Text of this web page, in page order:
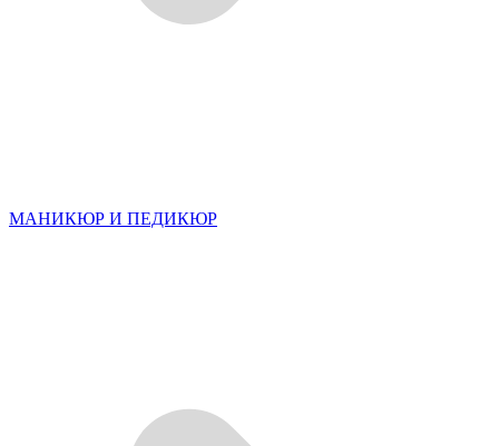
МАНИКЮР И ПЕДИКЮР